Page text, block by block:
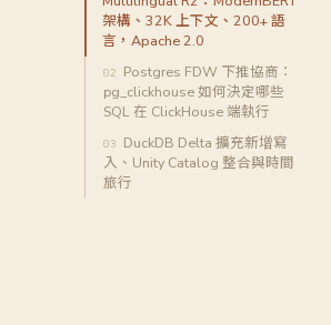
架構、32K 上下文、200+ 語
言，Apache 2.0
Postgres FDW 下推協商：
pg_clickhouse 如何決定哪些
SQL 在 ClickHouse 端執行
DuckDB Delta 擴充新增寫
入、Unity Catalog 整合與時間
旅行